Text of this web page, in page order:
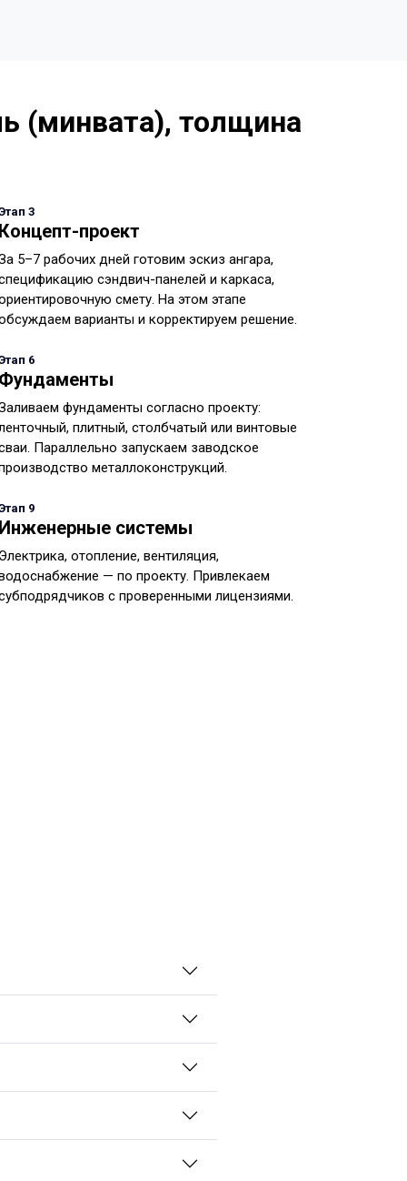
(минвата), толщина
3
проект
5–7 рабочих дней готовим эскиз ангара,
сэндвич-панелей и каркаса,
смету. На этом этапе
варианты и корректируем решение.
6
фундаменты согласно проекту:
плитный, столбчатый или винтовые
Параллельно запускаем заводское
металлоконструкций.
9
системы
отопление, вентиляция,
— по проекту. Привлекаем
с проверенными лицензиями.